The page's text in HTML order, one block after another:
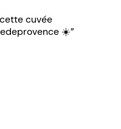
cuvée
☀️”